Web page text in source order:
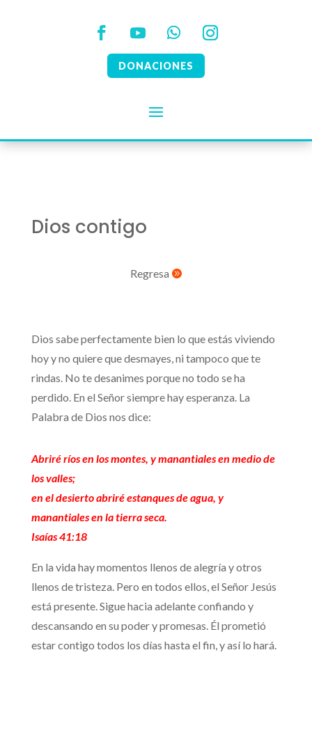
DONACIONES
Dios contigo
Regresa 
Dios sabe perfectamente bien lo que estás viviendo
hoy y no quiere que desmayes, ni tampoco que te
rindas. No te desanimes porque no todo se ha
perdido. En el Señor siempre hay esperanza. La
Palabra de Dios nos dice:
Abriré ríos en los montes, y manantiales en medio de
los valles;
en el desierto abriré estanques de agua, y
manantiales en la tierra seca.
Isaías 41:18
En la vida hay momentos llenos de alegría y otros
llenos de tristeza. Pero en todos ellos, el Señor Jesús
está presente. Sigue hacia adelante confiando y
descansando en su poder y promesas. Él prometió
estar contigo todos los días hasta el fin, y así lo hará.